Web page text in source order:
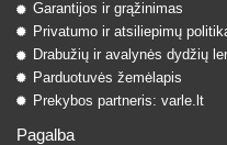
Garantijos ir grąžinimas
Privatumo ir atsiliepimų
Drabužių ir avalynės dydžių
Parduotuvės žemėlapis
Prekybos partneris: varle.lt
Pagalba